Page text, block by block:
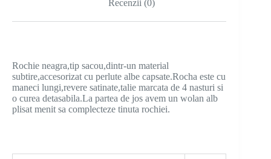
Recenzii (0)
Rochie neagra,tip sacou,dintr-un material
subtire,accesorizat cu perlute albe capsate.Rocha este cu
maneci lungi,revere satinate,talie marcata de 4 nasturi si
o curea detasabila.La partea de jos avem un wolan alb
plisat menit sa complecteze tinuta rochiei.